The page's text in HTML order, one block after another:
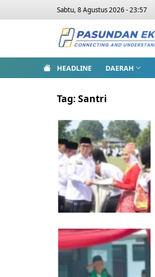
Sabtu, 8 Agustus 2026 - 23:57
HEADLINE DAERAH
Tag:Santri